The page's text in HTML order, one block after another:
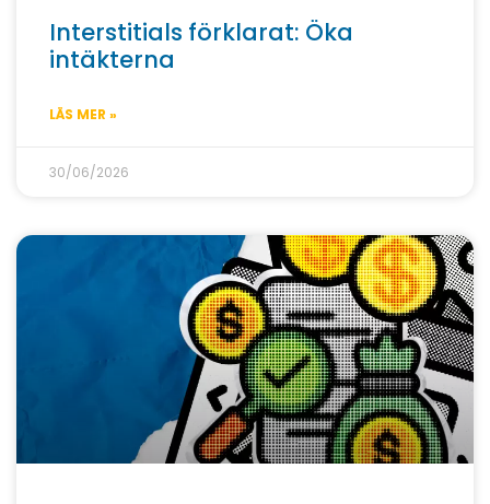
Interstitials förklarat: Öka
intäkterna
LÄS MER »
30/06/2026